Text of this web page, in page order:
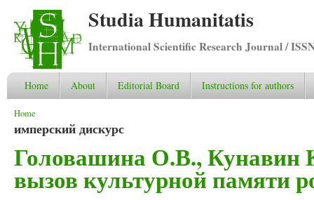
Studia Humanitatis
International Scientific Research Journal /
Home About Editorial Board Instructions for authors
You are here
Home
имперский дискурс
Головашина О.В., Кунавин
вызов культурной памяти